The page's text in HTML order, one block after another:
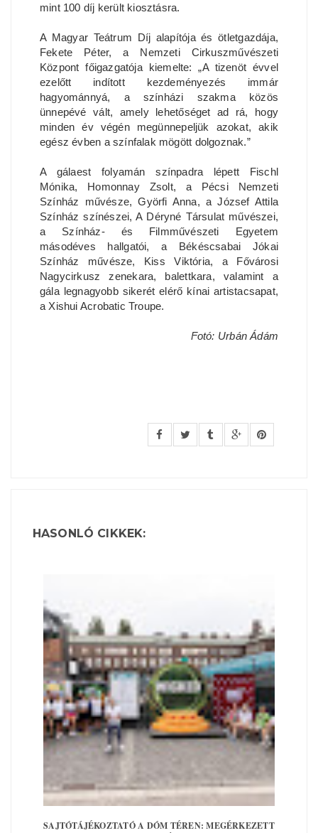
mint 100 díj került kiosztásra.
A Magyar Teátrum Díj alapítója és ötletgazdája,
Fekete Péter, a Nemzeti Cirkuszművészeti
Központ főigazgatója kiemelte: „A tizenöt évvel
ezelőtt indított kezdeményezés immár
hagyománnyá, a színházi szakma közös
ünnepévé vált, amely lehetőséget ad rá, hogy
minden év végén megünnepeljük azokat, akik
egész évben a színfalak mögött dolgoznak.”
A gálaest folyamán színpadra lépett Fischl
Mónika, Homonnay Zsolt, a Pécsi Nemzeti
Színház művésze, Györfi Anna, a József Attila
Színház színészei, A Déryné Társulat művészei,
a Színház- és Filmművészeti Egyetem
másodéves hallgatói, a Békéscsabai Jókai
Színház művésze, Kiss Viktória, a Fővárosi
Nagycirkusz zenekara, balettkara, valamint a
gála legnagyobb sikerét elérő kínai artistacsapat,
a Xishui Acrobatic Troupe.
Fotó: Urbán Ádám
HASONLÓ CIKKEK:
SAJTÓTÁJÉKOZTATÓ A DÓM TÉREN: MEGÉRKEZETT